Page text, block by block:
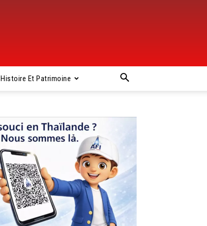
Histoire Et Patrimoine